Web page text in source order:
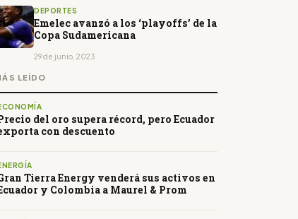
DEPORTES
Emelec avanzó a los ‘playoffs’ de la
Copa Sudamericana
29 de junio, 2023
LEÍDO
del oro supera récord, pero Ecuador
con descuento
Tierra Energy venderá sus activos en
y Colombia a Maurel & Prom